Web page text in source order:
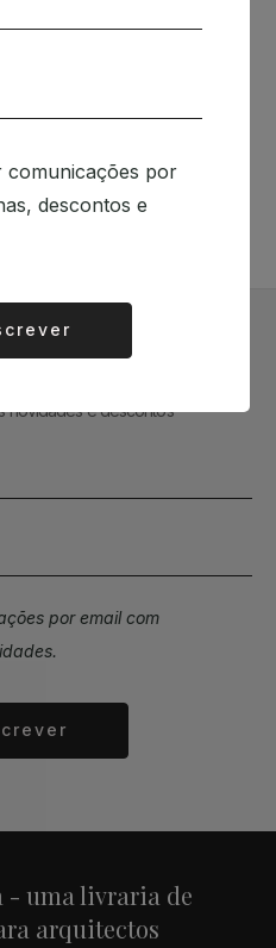
Redes Sociais
Newsletter
novidades e descontos
por email com
- uma livraria de
arquitectos
comunicações por
descontos e